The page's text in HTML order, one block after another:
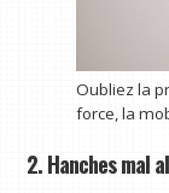
Oubliez la
force, la
2. Hanches mal